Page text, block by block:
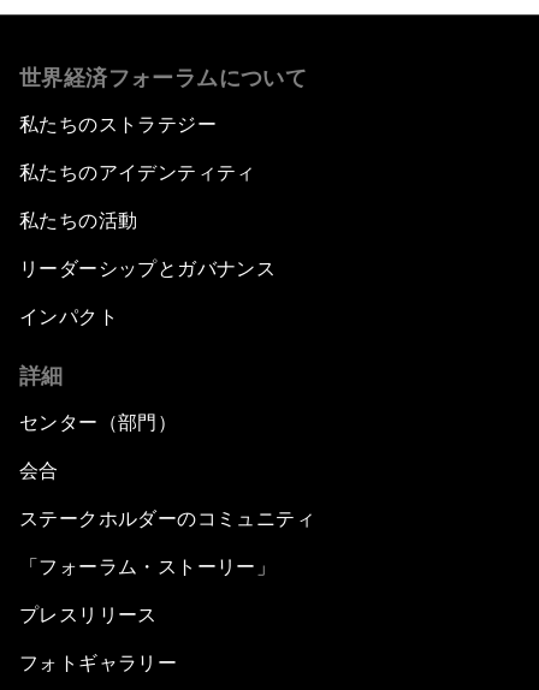
世界経済フォーラムについて
私たちのストラテジー
私たちのアイデンティティ
私たちの活動
リーダーシップとガバナンス
インパクト
詳細
センター（部門）
会合
ステークホルダーのコミュニティ
「フォーラム・ストーリー」
プレスリリース
フォトギャラリー